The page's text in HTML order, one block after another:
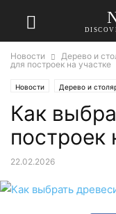
Новости Дерево и
для построек на участке
Новости Дерево и
Как
построек
22.02.2026